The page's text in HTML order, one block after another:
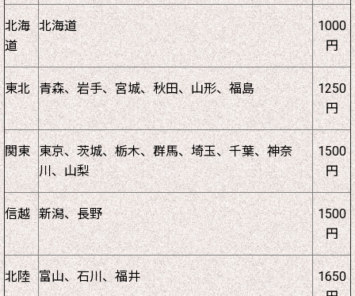
北海
道
北海道
1000
円
東北 青森、岩手、宮城、秋田、山形、福島
1250
円
関東
東京、茨城、栃木、群馬、埼玉、千葉、神奈
川、山梨
1500
円
信越 新潟、長野
1500
円
北陸 富山、石川、福井
1650